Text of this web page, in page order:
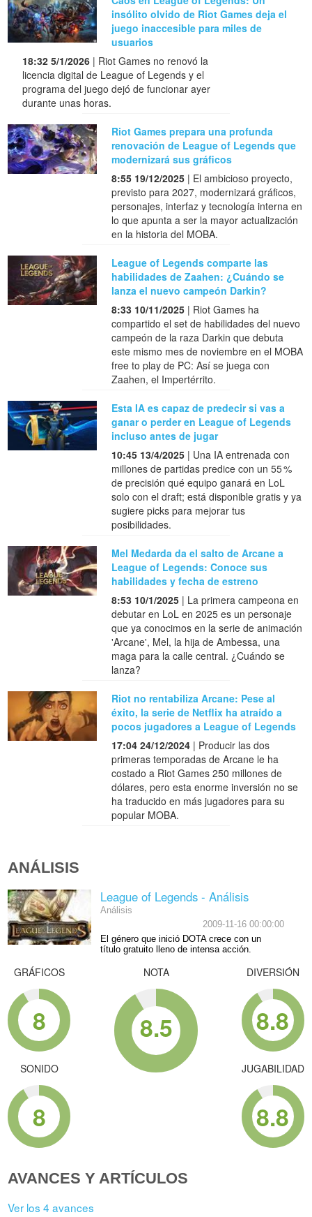
insólito olvido de Riot Games deja el
juego inaccesible para miles de
usuarios
18:32 5/1/2026 | Riot Games no renovó la
licencia digital de League of Legends y el
programa del juego dejó de funcionar ayer
durante unas horas.
Riot Games prepara una profunda
renovación de League of Legends que
modernizará sus gráficos
8:55 19/12/2025 | El ambicioso proyecto,
previsto para 2027, modernizará gráficos,
personajes, interfaz y tecnología interna en
lo que apunta a ser la mayor actualización
en la historia del MOBA.
League of Legends comparte las
habilidades de Zaahen: ¿Cuándo se
lanza el nuevo campeón Darkin?
8:33 10/11/2025 | Riot Games ha
compartido el set de habilidades del nuevo
campeón de la raza Darkin que debuta
este mismo mes de noviembre en el MOBA
free to play de PC: Así se juega con
Zaahen, el Impertérrito.
Esta IA es capaz de predecir si vas a
ganar o perder en League of Legends
incluso antes de jugar
10:45 13/4/2025 | Una IA entrenada con
millones de partidas predice con un 55 %
de precisión qué equipo ganará en LoL
solo con el draft; está disponible gratis y ya
sugiere picks para mejorar tus
posibilidades.
Mel Medarda da el salto de Arcane a
League of Legends: Conoce sus
habilidades y fecha de estreno
8:53 10/1/2025 | La primera campeona en
debutar en LoL en 2025 es un personaje
que ya conocimos en la serie de animación
'Arcane', Mel, la hija de Ambessa, una
maga para la calle central. ¿Cuándo se
lanza?
Riot no rentabiliza Arcane: Pese al
éxito, la serie de Netflix ha atraído a
pocos jugadores a League of Legends
17:04 24/12/2024 | Producir las dos
primeras temporadas de Arcane le ha
costado a Riot Games 250 millones de
dólares, pero esta enorme inversión no se
ha traducido en más jugadores para su
popular MOBA.
ANÁLISIS
League of Legends - Análisis
Análisis
2009-11-16 00:00:00
El género que inició DOTA crece con un
título gratuito lleno de intensa acción.
GRÁFICOS
8
SONIDO
8
NOTA
8.5
DIVERSIÓN
8.8
JUGABILIDAD
8.8
AVANCES Y ARTÍCULOS
Ver los 4 avances